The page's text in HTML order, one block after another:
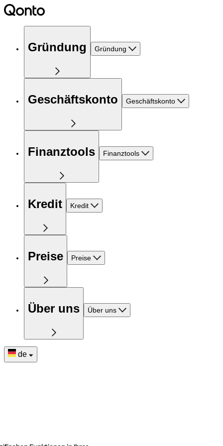
Gründung Gründung
Geschäftskonto Geschäftskonto
Finanztools Finanztools
Kredit Kredit
Preise Preise
Über uns Über uns
de